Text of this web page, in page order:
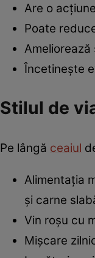
Are o
Poate
Încetinește
Stilul de
Pe lângă ceaiul
Alimentația
și carne
Vin roșu cu
Mișcare